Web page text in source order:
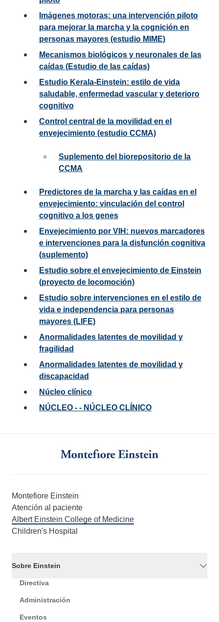
Imágenes motoras: una intervención piloto
para mejorar la marcha y la cognición en
personas mayores (estudio MIME)
Mecanismos biológicos y neuronales de las
caídas (Estudio de las caídas)
Estudio Kerala-Einstein: estilo de vida
saludable, enfermedad vascular y deterioro
cognitivo
Control central de la movilidad en el
envejecimiento (estudio CCMA)
Suplemento del biorepositorio de la
CCMA
Predictores de la marcha y las caídas en el
envejecimiento: vinculación del control
cognitivo a los genes
Envejecimiento por VIH: nuevos marcadores
e intervenciones para la disfunción cognitiva
(suplemento)
Estudio sobre el envejecimiento de Einstein
(proyecto de locomoción)
Estudio sobre intervenciones en el estilo de
vida e independencia para personas
mayores (LIFE)
Anormalidades latentes de movilidad y
fragilidad
Anormalidades latentes de movilidad y
discapacidad
Núcleo clínico
NÚCLEO - - NÚCLEO CLÍNICO
Montefiore Einstein
Atención al paciente
Albert Einstein College of Medicine
Children's Hospital
Sobre Einstein
Directiva
Administración
Eventos